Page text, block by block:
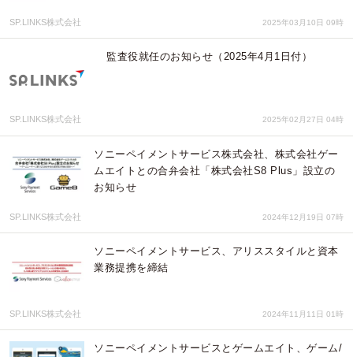
SP.LINKS株式会社 2025年03月10日 09時
監査役就任のお知らせ（2025年4月1日付）
SP.LINKS株式会社 2025年02月27日 04時
ソニーペイメントサービス株式会社、株式会社ゲー
ムエイトとの合弁会社「株式会社S8 Plus」設立の
お知らせ
SP.LINKS株式会社 2024年12月19日 07時
ソニーペイメントサービス、アリススタイルと資本
業務提携を締結
SP.LINKS株式会社 2024年11月11日 01時
ソニーペイメントサービスとゲームエイト、ゲーム/